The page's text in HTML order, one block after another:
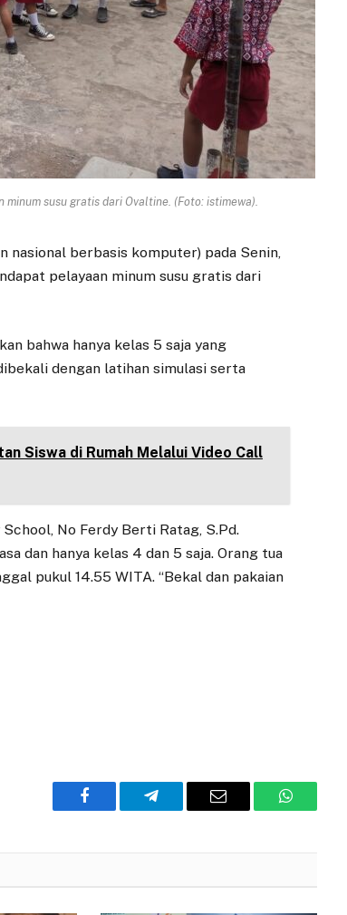
minum susu gratis dari Ovaltine. (Foto: istimewa).
nasional berbasis komputer) pada Senin,
pelayaan minum susu gratis dari
bahwa hanya kelas 5 saja yang
dengan latihan simulasi serta
Siswa di Rumah Melalui Video Call
No Ferdy Berti Ratag, S.Pd.
dan hanya kelas 4 dan 5 saja. Orang tua
pukul 14.55 WITA. “Bekal dan pakaian
Facebook Telegram Email WhatsApp